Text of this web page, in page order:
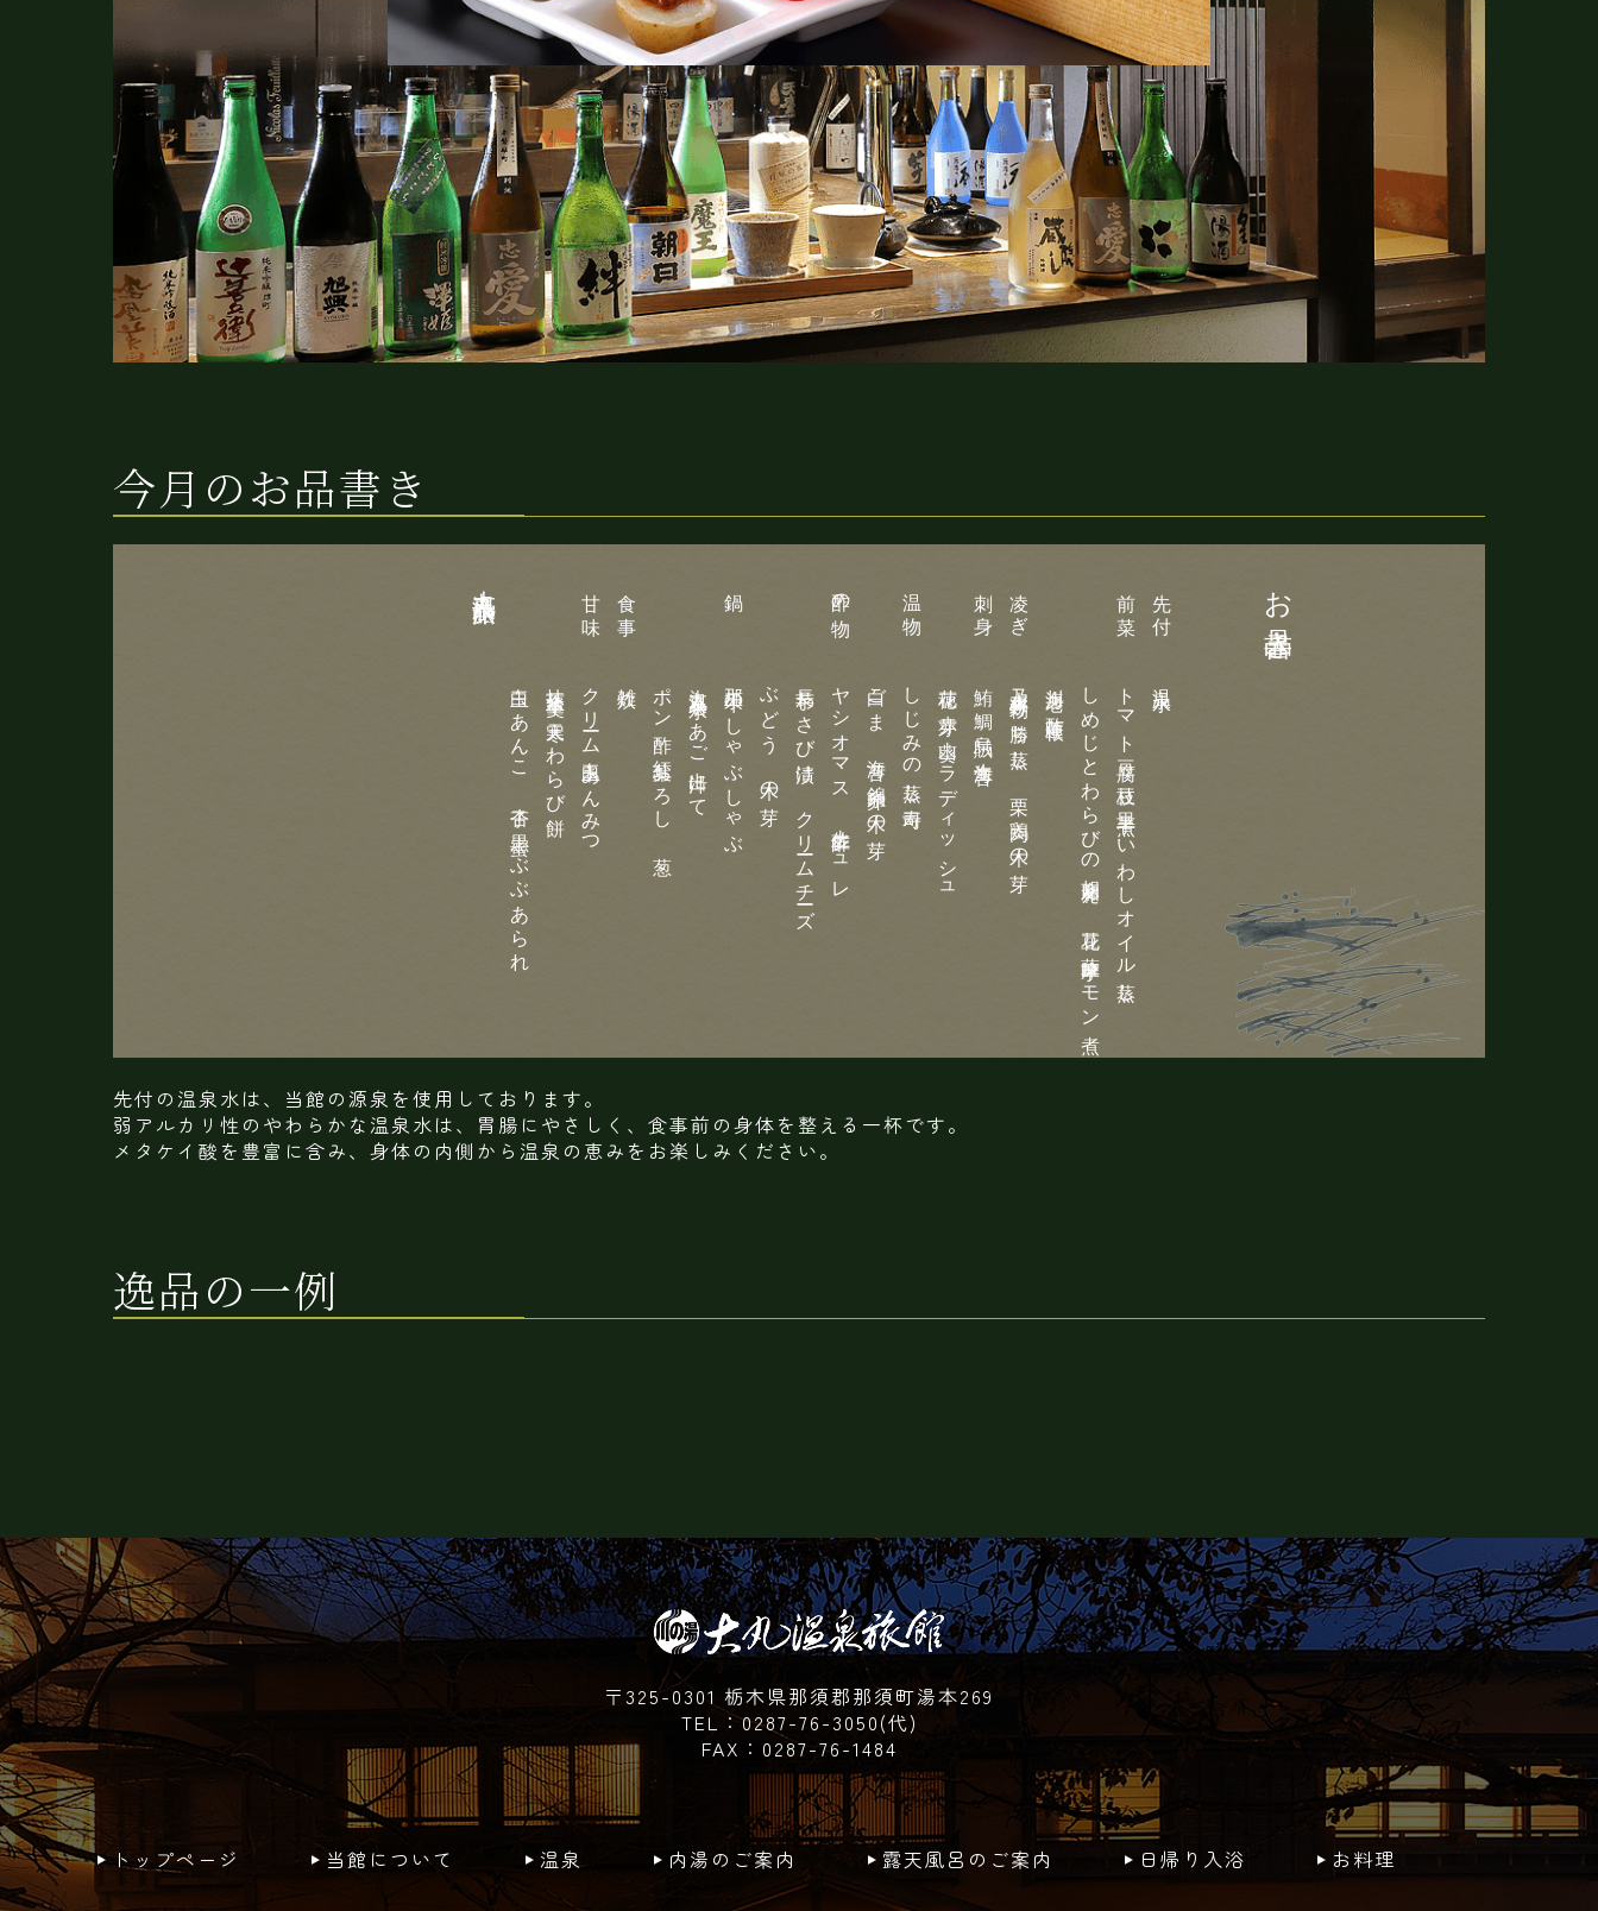
今月のお品書き
お品書き
先 付
前 菜
トマト豆腐 枝豆 里芋煮 いわしオイル蒸し
しめじとわらびの胡麻和え 花豆 薩摩芋レモン煮
川海老 酢蓮根
凌 ぎ
乃木大将好物 勝ち蒸し 栗 鶏肉 木の芽
刺 身
鮪 鯛 烏賊 生海苔
花穂 赤芽 山葵 ラディッシュ
温 物
しじみの蒸し寿司
白ごま 海苔 錦糸卵 木の芽
酢の物
ヤシオマス 土佐酢ジュレ
長芋わさび漬け クリームチーズ
ぶどう 木の芽
那須牛のしゃぶしゃぶ
大丸温泉名水、あご出汁にて
ポン酢 紅葉おろし 葱
食 事
甘 味
クリーム白玉あんみつ
抹茶水羊羹 寒天 わらび餅
白玉 あんこ 杏子 黒蜜 ぶぶあられ
先付の温泉水は、当館の源泉を使用しております。
弱アルカリ性のやわらかな温泉水は、胃腸にやさしく、食事前の身体を整える一杯です。
メタケイ酸を豊富に含み、身体の内側から温泉の恵みをお楽しみください。
逸品の一例
〒325-0301 栃木県那須郡那須町湯本269
TEL：0287-76-3050(代)
FAX：0287-76-1484
トップページ 当館について 温泉 内湯のご案内 露天風呂のご案内 日帰り入浴 お料理